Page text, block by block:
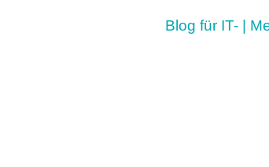
Blog für IT- |